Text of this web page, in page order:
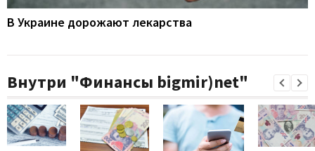
В Украине дорожают лекарства
Внутри "Финансы bigmir)net"